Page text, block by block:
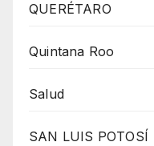
QUERÉTARO
Quintana Roo
Salud
SAN LUIS POTOSÍ